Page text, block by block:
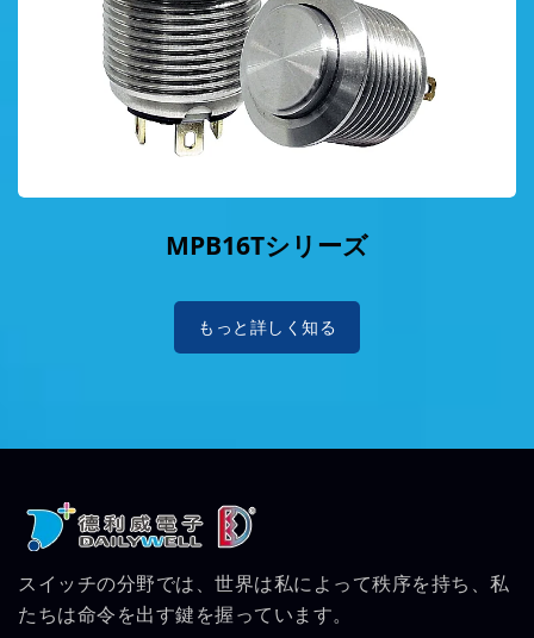
MPB16Tシリーズ
もっと詳しく知る
スイッチの分野では、世界は私によって秩序を持ち、私
たちは命令を出す鍵を握っています。